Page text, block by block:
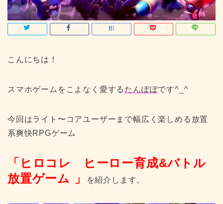
こんにちは！
スマホゲームをこよなく愛する たんぽぽです^_^
今回はライト〜コアユーザーまで幅広く楽しめる放置
系爽快RPGゲーム
「ヒロコレ ヒーロー育成&バトル
放置ゲーム 」
を紹介します。